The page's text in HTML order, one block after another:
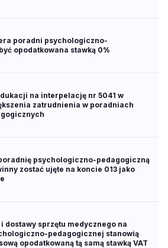
poradni psychologiczno-
opodatkowana stawką 0%
na interpelację nr 5041 w
zatrudnienia w poradniach
psychologiczno-pedagogiczną
zostać ujęte na koncie 013 jako
i dostawy sprzętu medycznego na
pedagogicznej stanowią
opodatkowaną tą samą stawką VAT